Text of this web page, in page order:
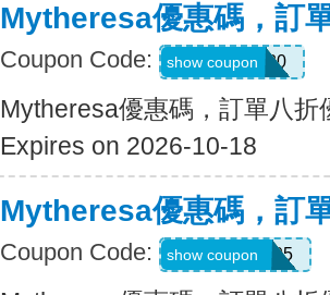
Mytheresa優惠碼，訂
Coupon Code: myt20
show coupon
Mytheresa優惠碼，訂單八折
Expires on 2026-10-18
Mytheresa優惠碼，訂
Coupon Code: MYEXTRA205
show coupon